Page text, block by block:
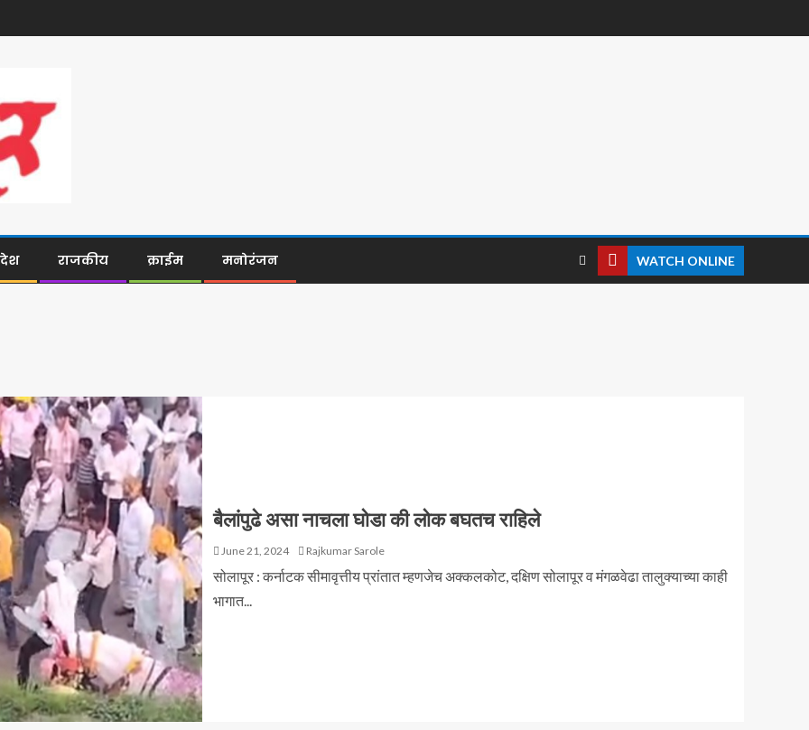
राजकीय क्राईम मनोरंजन WATCH ONLINE
बैलांपुढे असा नाचला घोडा की लोक बघतच राहिले
June 21, 2024 Rajkumar Sarole
सोलापूर : कर्नाटक सीमावृत्तीय प्रांतात म्हणजेच अक्कलकोट, दक्षिण सोलापूर व मंगळवेढा तालुक्याच्या काही
भागात...